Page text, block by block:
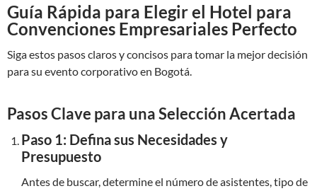
Guía Rápida para Elegir el Hotel para
Convenciones Empresariales Perfecto
Siga estos pasos claros y concisos para tomar la mejor decisión
para su evento corporativo en Bogotá.
Pasos Clave para una Selección Acertada
Paso 1: Defina sus Necesidades y
Presupuesto
Antes de buscar, determine el número de asistentes, tipo de